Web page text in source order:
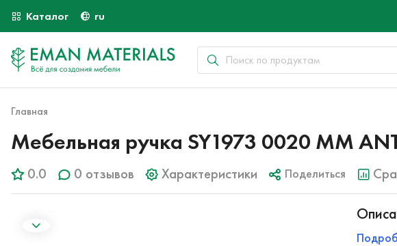
Каталог ru
Главная
Мебельная ручка SY1973 0020 MM
0.0 0 отзывов Характеристики Поделиться